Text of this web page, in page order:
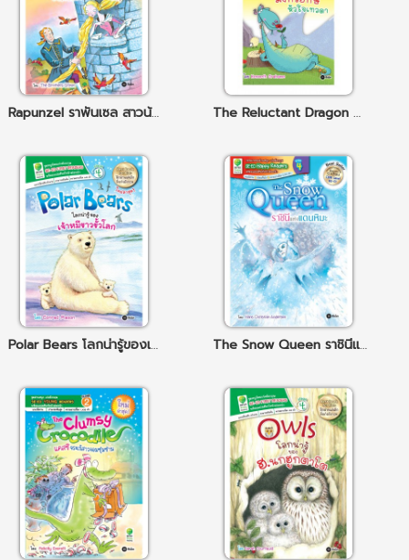
Rapunzel ราพันเซล สาวน้อยบนหอคอยปริศนา The Reluctant Dragon มังกรยักษ์หัวใจเทวดา
Polar Bears โลกน่ารู้ของเจ้าหมีขาวขั้วโลก The Snow Queen ราชินีแห่งแดนหิมะ